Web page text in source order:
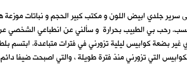
جلدي ابيض اللون و مكتب كبير الحجم و نباتات موزعة
رحب بي الطبيب بحرارة و سألني عن انطباعي الشخصي
بضعة كوابيس ليلية تزورني في فترات متباعدة. ابتسم
التي تزورني منذ فترة طويلة ، والتي اصبحت ضيفاً